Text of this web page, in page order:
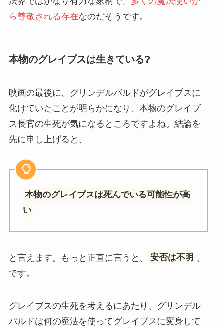
ら尊敬される存在なのだそうです。
本物のグレイブスは生きている?
映画の最後に、グリンデルバルドがグレイブスに
化けていたことが明らかになり、本物のグレイブ
ス長官の生死が気になるところですよね。結論を
先に申し上げると、
本物のグレイブスは死んでいる可能性が高
い
と言えます。もっと正直に言うと、 安否は不明 、
です。
グレイブスの生死を考えるにあたり、グリンデル
バルドは何の魔法を使ってグレイブスに変身して